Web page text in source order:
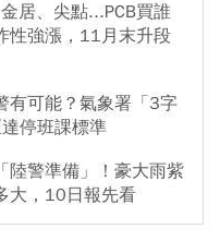
居、尖點...PCB買誰
性強漲，11月末升段
有可能？氣象署「3字
停班課標準
陸警準備」！豪大雨紫
大，10日報先看